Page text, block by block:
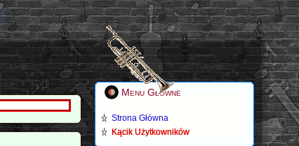
Menu Główne
Strona Główna
Kącik Użytkowników